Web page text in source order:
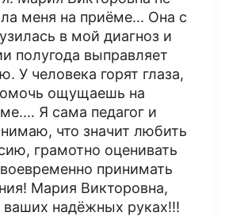
меня на приёме... Она с
в мой диагноз и
полугода выправляет
У человека горят глаза,
ощущаешь на
Я сама педагог и
что значит любить
грамотно оценивать
принимать
Мария Викторовна,
надёжных руках!!!